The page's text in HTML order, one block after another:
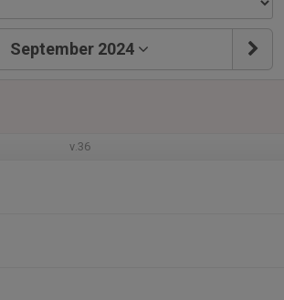
September 2024
v.36